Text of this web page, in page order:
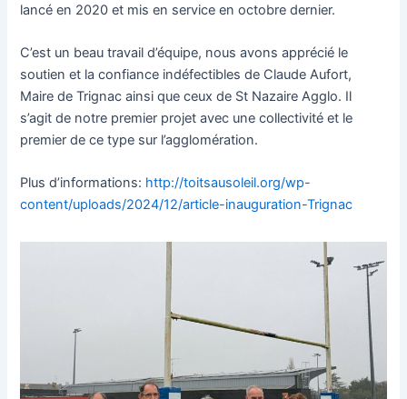
lancé en 2020 et mis en service en octobre dernier.
C’est un beau travail d’équipe, nous avons apprécié le
soutien et la confiance indéfectibles de Claude Aufort,
Maire de Trignac ainsi que ceux de St Nazaire Agglo. Il
s’agit de notre premier projet avec une collectivité et le
premier de ce type sur l’agglomération.
Plus d’informations: http://toitsausoleil.org/wp-
content/uploads/2024/12/article-inauguration-Trignac